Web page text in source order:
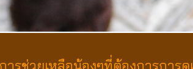
ารช่วยเหลือน้องๆที่ต้องการกา